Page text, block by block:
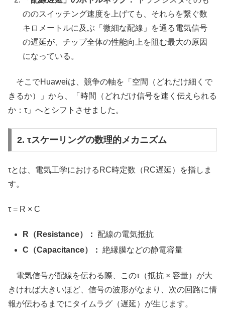
ののスイッチング速度を上げても、それらを繋ぐ数
キロメートルに及ぶ「微細な配線」を通る電気信号
の遅延が、チップ全体の性能向上を阻む最大の原因
になっている。
そこでHuaweiは、競争の軸を「空間（どれだけ細くで
きるか）」から、「時間（どれだけ信号を速く伝えられる
か：τ」へとシフトさせました。
2. τスケーリングの数理的メカニズム
τとは、電気工学におけるRC時定数（RC遅延）を指しま
す。
τ = R × C
R（Resistance）：
配線の電気抵抗
C（Capacitance）： 絶縁膜などの静電容量
電気信号が配線を伝わる際、このτ（抵抗 × 容量）が大
きければ大きいほど、信号の波形がなまり、次の回路に情
報が伝わるまでにタイムラグ（遅延）が生じます。